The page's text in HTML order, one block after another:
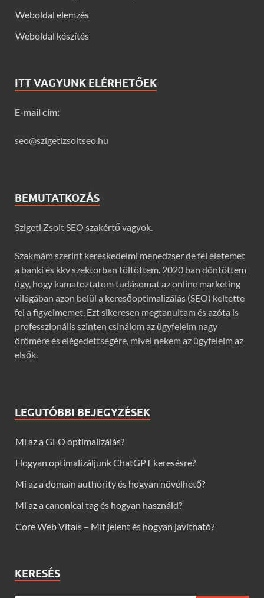
Weboldal elemzés
Weboldal készítés
ITT VAGYUNK ELÉRHETŐEK
E-mail cím:
seo@szigetizsoltseo.hu
BEMUTATKOZÁS
Szigeti Zsolt SEO szakértő vagyok.
Szakmám szerint kereskedelmi menedzser de fél életemet
a banki és kkv szektorban töltöttem. 2020 ban döntöttem
úgy, hogy kamatoztatom tudásomat az online marketing
világában azon belül a keresőoptimalizálás (SEO) keltette
fel a figyelmemet. Ezt sikeresen megtanultam és azóta is
professzionális szinten csinálom az ügyfeleim nagy
örömére és elégedettségére, mivel nekem az ügyfeleim az
elsők.
LEGUTÓBBI BEJEGYZÉSEK
Mi az a GEO optimalizálás?
Hogyan optimalizáljunk ChatGPT keresésre?
Mi az a domain authority és hogyan növelhető?
Mi az a canonical tag és hogyan használd?
Core Web Vitals – Mit jelent és hogyan javítható?
KERESÉS